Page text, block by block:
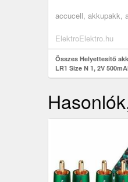
accucell, akkupakk,
ElektroElektro.hu
Összes Helyettesítő
LR1 Size N 1, 2V